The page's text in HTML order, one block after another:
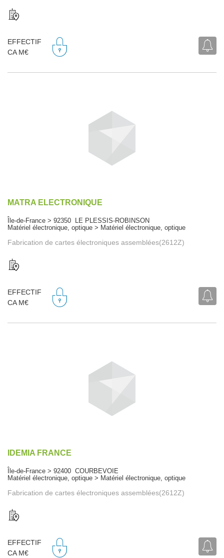
EFFECTIF
CA M€
MATRA ELECTRONIQUE
Île-de-France > 92350 LE PLESSIS-ROBINSON
Matériel électronique, optique > Matériel électronique, optique
Fabrication de cartes électroniques assemblées(2612Z)
EFFECTIF
CA M€
IDEMIA FRANCE
Île-de-France > 92400 COURBEVOIE
Matériel électronique, optique > Matériel électronique, optique
Fabrication de cartes électroniques assemblées(2612Z)
EFFECTIF
CA M€